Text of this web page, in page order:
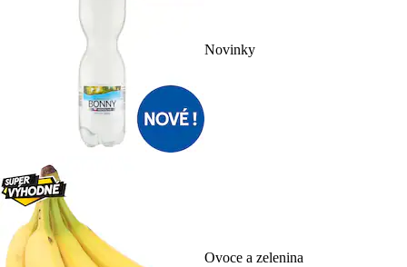
Novinky
Ovoce a zelenina